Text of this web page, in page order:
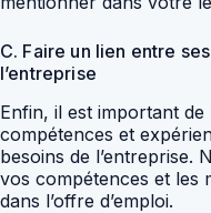
C. Faire un lien entre
l’entreprise
Enfin, il est important
compétences et
besoins de l’entreprise.
vos compétences et les
dans l’offre d’emploi.